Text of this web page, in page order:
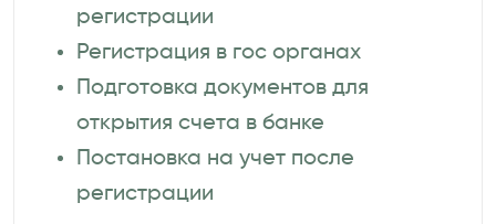
регистрации
Регистрация в гос органах
Подготовка документов для
открытия счета в банке
Постановка на учет после
регистрации